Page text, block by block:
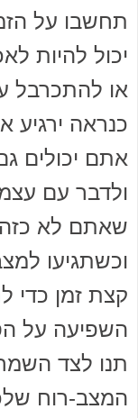
תחשבו על
יכול להיות
או להתכרבל
כנראה ירגיע
אתם יכולים
ולדבר עם
שאתם לא כזה
וכשתגיעו
קצת זמן כדי
השפיעה על
תנו לצד
המצב-רוח